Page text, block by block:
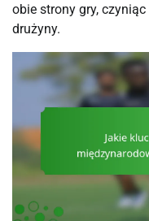
obie strony gry,
drużyny.